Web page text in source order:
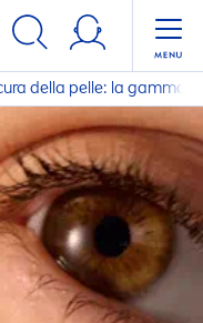
della pelle: la gamma